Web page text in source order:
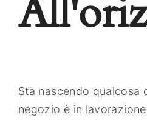
Contatti
Sta nascendo qualcosa
negozio è in